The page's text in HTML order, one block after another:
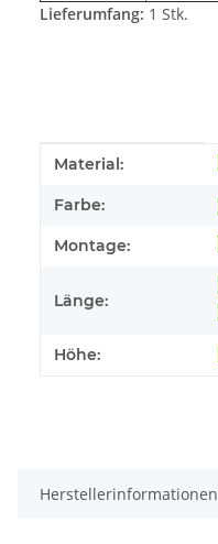
Lieferumfang: 1 Stk.
Produkteigenschaft
Wert
Material:
Farbe:
Montage:
Länge:
Höhe:
Herstellerinformationen